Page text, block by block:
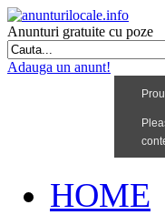
Anunturi gratuite cu poze
Adauga un anunt!
HOME